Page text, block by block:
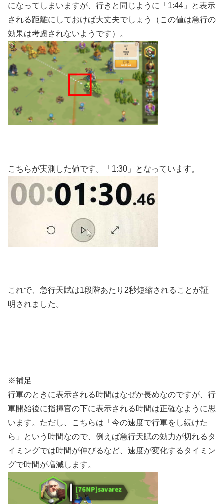
になってしまいますが、行きと同じように「1:44」と表示
される距離にしておけば大丈夫でしょう（この値は急行の
効果は考慮されないようです）。
こちらが実測した値です。「1:30」となっています。
これで、急行天賦は1段階あたり2秒短縮されることが証
明されました。
※補足
行軍のときに表示される時間はなぜか長めなのですが、行
軍開始後に指揮官の下に表示される時間は正確なように思
います。ただし、こちらは「今の速度で行軍をし続けた
ら」という時間なので、例えば急行天賦の効力が切れるタ
イミングでは時間が伸びるなど、速度が変化するタイミン
グで時間が増減します。